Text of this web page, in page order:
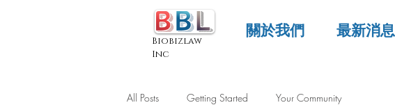
Biobizlaw
Inc
關於我們 最新消息
All Posts Getting Started Your Community